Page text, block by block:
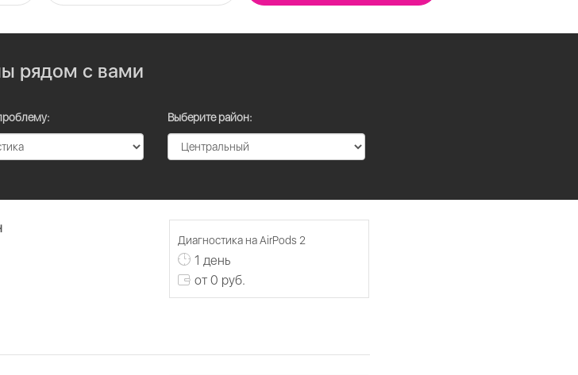
рядом с вами
Выберите район:
Диагностика на AirPods 2
1 день
от 0 руб.